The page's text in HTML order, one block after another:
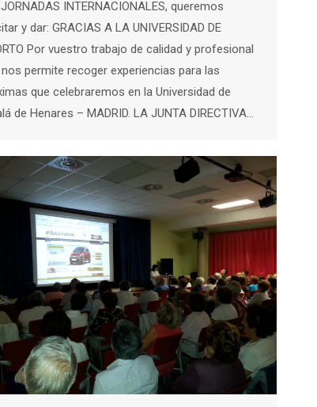
INTERNACIONALES, queremos
y dar: GRACIAS A LA UNIVERSIDAD DE
Por vuestro trabajo de calidad y profesional
permite recoger experiencias para las
que celebraremos en la Universidad de
de Henares – MADRID. LA JUNTA DIRECTIVA…